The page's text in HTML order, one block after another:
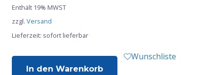
Enthält 19% MWST
zzgl. Versand
Lieferzeit: sofort lieferbar
In den Warenkorb
Wunschliste